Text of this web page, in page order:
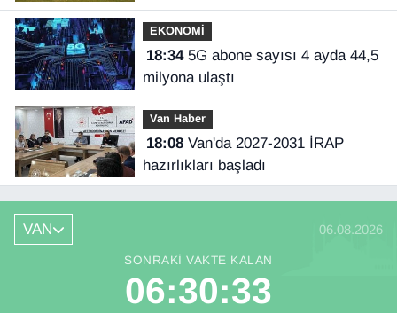
İlhan açıkladı
EKONOMİ
18:345G abone sayısı 4 ayda 44,5
milyona ulaştı
Van Haber
18:08Van'da 2027-2031 İRAP
hazırlıkları başladı
VAN 06.08.2026
SONRAKI VAKTE KALAN
06:30:33